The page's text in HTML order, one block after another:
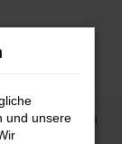
Für Stuttgart: Hyundai
und unsere